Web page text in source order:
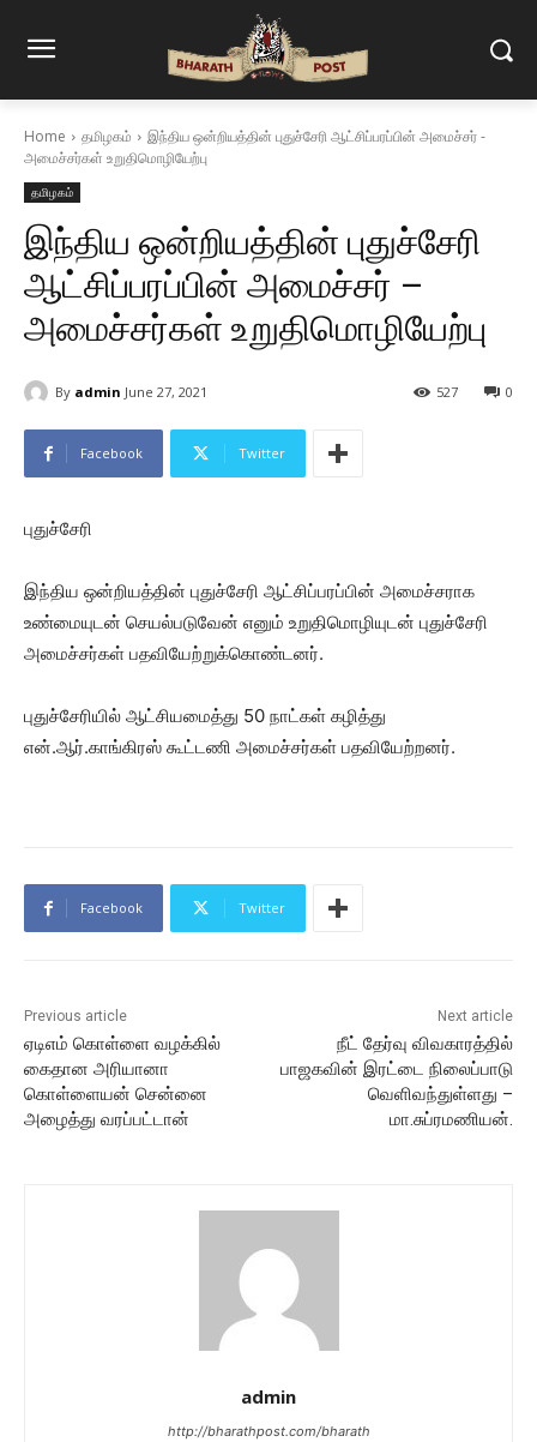
Home தமிழகம்
இந்திய ஒன்றியத்தின் புதுச்சேரி ஆட்சிப்பரப்பின் அமைச்சர் -
அமைச்சர்கள் உறுதிமொழியேற்பு
தமிழகம்
இந்திய ஒன்றியத்தின் புதுச்சேரி
ஆட்சிப்பரப்பின் அமைச்சர் –
அமைச்சர்கள் உறுதிமொழியேற்பு
By admin June 27, 2021 0
527
Facebook Twitter
புதுச்சேரி
இந்திய ஒன்றியத்தின் புதுச்சேரி ஆட்சிப்பரப்பின் அமைச்சராக
உண்மையுடன் செயல்படுவேன் எனும் உறுதிமொழியுடன் புதுச்சேரி
அமைச்சர்கள் பதவியேற்றுக்கொண்டனர்.
புதுச்சேரியில் ஆட்சியமைத்து 50 நாட்கள் கழித்து
என்.ஆர்.காங்கிரஸ் கூட்டணி அமைச்சர்கள் பதவியேற்றனர்.
Facebook Twitter
Previous article
ஏடிஎம் கொள்ளை வழக்கில்
கைதான அரியானா
கொள்ளையன் சென்னை
அழைத்து வரப்பட்டான்
Next article
நீட் தேர்வு விவகாரத்தில்
பாஜகவின் இரட்டை நிலைப்பாடு
வெளிவந்துள்ளது –
மா.சுப்ரமணியன்.
admin
http://bharathpost.com/bharath